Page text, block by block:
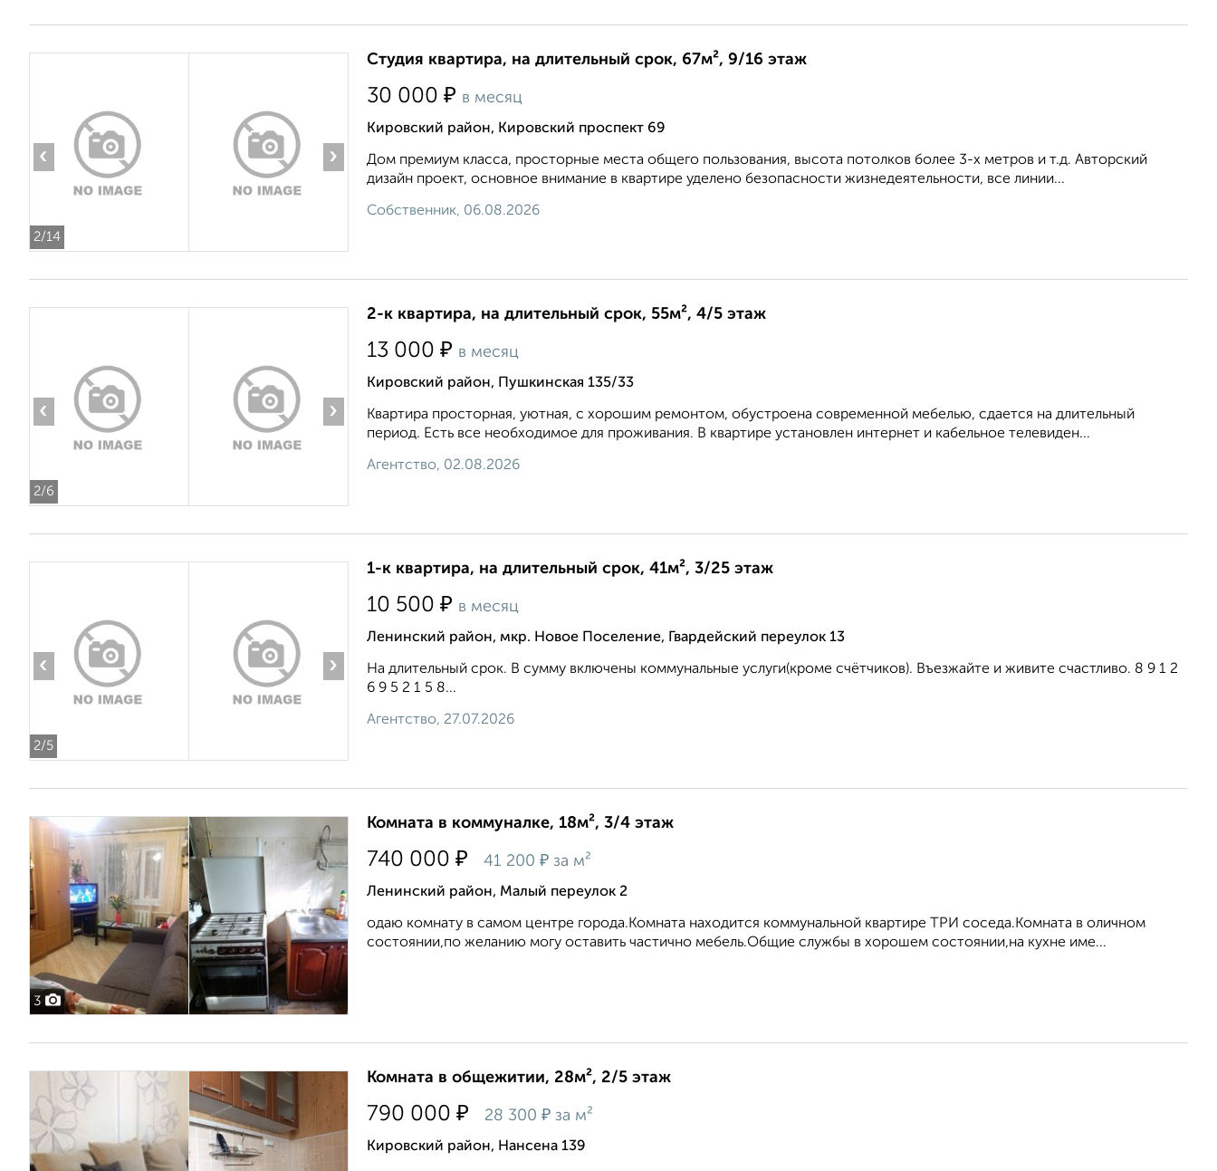
2/14
‹ ›
Студия квартира, на длительный срок, 67м², 9/16 этаж
30 000 ₽ в месяц
Кировский район, Кировский проспект 69
Дом премиум класса, просторные места общего пользования, высота потолков более 3-х метров и т.д. Авторский
дизайн проект, основное внимание в квартире уделено безопасности жизнедеятельности, все линии...
Собственник, 06.08.2026
2/6
‹ ›
2-к квартира, на длительный срок, 55м², 4/5 этаж
13 000 ₽ в месяц
Кировский район, Пушкинская 135/33
Квартира просторная, уютная, с хорошим ремонтом, обустроена современной мебелью, сдается на длительный
период. Есть все необходимое для проживания. В квартире установлен интернет и кабельное телевиден...
Агентство, 02.08.2026
2/5
‹ ›
1-к квартира, на длительный срок, 41м², 3/25 этаж
10 500 ₽ в месяц
Ленинский район, мкр. Новое Поселение, Гвардейский переулок 13
На длительный срок. В сумму включены коммунальные услуги(кроме счётчиков). Въезжайте и живите счастливо. 8 9 1 2
6 9 5 2 1 5 8...
Агентство, 27.07.2026
3
Комната в коммуналке, 18м², 3/4 этаж
740 000 ₽ 41 200 ₽ за м²
Ленинский район, Малый переулок 2
одаю комнату в самом центре города.Комната находится коммунальной квартире ТРИ соседа.Комната в оличном
состоянии,по желанию могу оставить частично мебель.Общие службы в хорошем состоянии,на кухне име...
Комната в общежитии, 28м², 2/5 этаж
790 000 ₽ 28 300 ₽ за м²
Кировский район, Нансена 139